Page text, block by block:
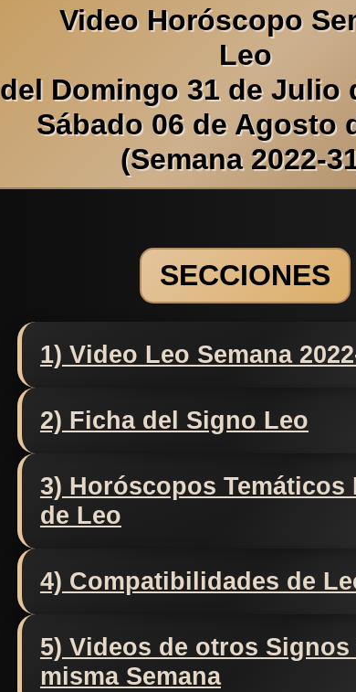
Video Horóscopo
Leo
del Domingo 31 de Julio
Sábado 06 de Agosto
(Semana 2022-
SECCIONES
1) Video Leo Semana
2) Ficha del Signo Leo
3) Horóscopos Temáticos
de Leo
4) Compatibilidades de
5) Videos de otros Signos
misma Semana